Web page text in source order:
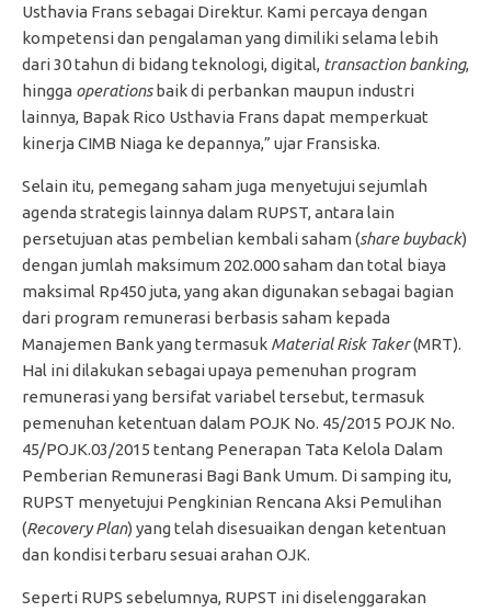
Usthavia Frans sebagai Direktur. Kami percaya dengan
kompetensi dan pengalaman yang dimiliki selama lebih
dari 30 tahun di bidang teknologi, digital, transaction banking,
hingga operationsbaik di perbankan maupun industri
lainnya, Bapak Rico Usthavia Frans dapat memperkuat
kinerja CIMB Niaga ke depannya,” ujar Fransiska.
Selain itu, pemegang saham juga menyetujui sejumlah
agenda strategis lainnya dalam RUPST, antara lain
persetujuan atas pembelian kembali saham (share buyback)
dengan jumlah maksimum 202.000 saham dan total biaya
maksimal Rp450 juta, yang akan digunakan sebagai bagian
dari program remunerasi berbasis saham kepada
Manajemen Bank yang termasuk Material Risk Taker(MRT).
Hal ini dilakukan sebagai upaya pemenuhan program
remunerasi yang bersifat variabel tersebut, termasuk
pemenuhan ketentuan dalam POJK No. 45/2015 POJK No.
45/POJK.03/2015 tentang Penerapan Tata Kelola Dalam
Pemberian Remunerasi Bagi Bank Umum. Di samping itu,
RUPST menyetujui Pengkinian Rencana Aksi Pemulihan
(Recovery Plan) yang telah disesuaikan dengan ketentuan
dan kondisi terbaru sesuai arahan OJK.
Seperti RUPS sebelumnya, RUPST ini diselenggarakan